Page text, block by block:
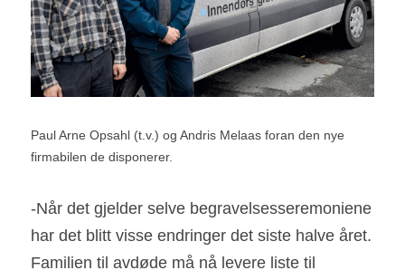
Paul Arne Opsahl (t.v.) og Andris Melaas foran den nye
firmabilen de disponerer.
-Når det gjelder selve begravelsesseremoniene
har det blitt visse endringer det siste halve året.
Familien til avdøde må nå levere liste til